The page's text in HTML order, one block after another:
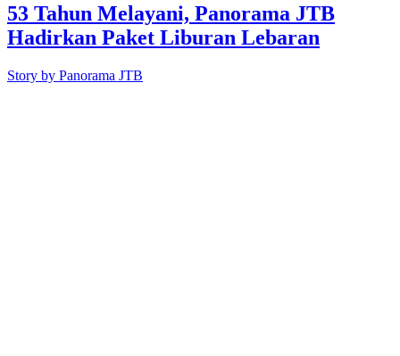
53 Tahun Melayani, Panorama JTB
Hadirkan Paket Liburan Lebaran
Story by Panorama JTB